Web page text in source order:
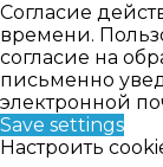
Согласие
времени.
согласие на
письменно
электронной
Save settings
Настроить